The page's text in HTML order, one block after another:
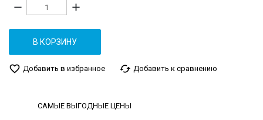
remove add
В КОРЗИНУ
favorite_border Добавить в избранное cached Добавить к сравнению
САМЫЕ ВЫГОДНЫЕ ЦЕНЫ